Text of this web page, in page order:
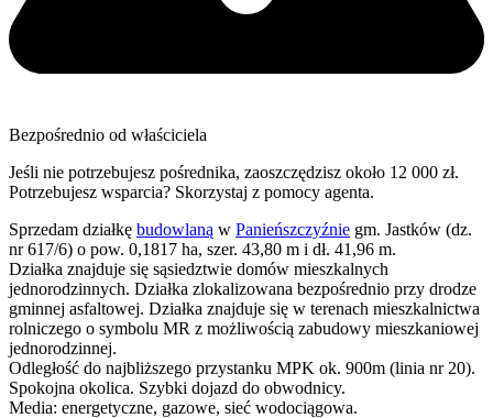
Bezpośrednio od właściciela
Jeśli nie potrzebujesz pośrednika, zaoszczędzisz około 12 000 zł.
Potrzebujesz wsparcia? Skorzystaj z pomocy agenta.
Sprzedam działkę budowlaną w Panieńszczyźnie gm. Jastków (dz.
nr 617/6) o pow. 0,1817 ha, szer. 43,80 m i dł. 41,96 m.
Działka znajduje się sąsiedztwie domów mieszkalnych
jednorodzinnych. Działka zlokalizowana bezpośrednio przy drodze
gminnej asfaltowej. Działka znajduje się w terenach mieszkalnictwa
rolniczego o symbolu MR z możliwością zabudowy mieszkaniowej
jednorodzinnej.
Odległość do najbliższego przystanku MPK ok. 900m (linia nr 20).
Spokojna okolica. Szybki dojazd do obwodnicy.
Media: energetyczne, gazowe, sieć wodociągowa.